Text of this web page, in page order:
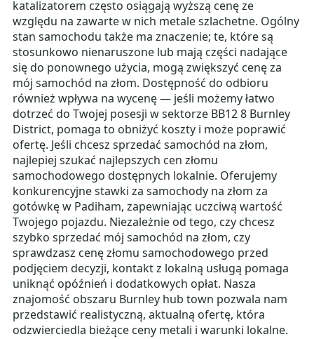
katalizatorem często osiągają wyższą cenę ze
względu na zawarte w nich metale szlachetne. Ogólny
stan samochodu także ma znaczenie; te, które są
stosunkowo nienaruszone lub mają części nadające
się do ponownego użycia, mogą zwiększyć cenę za
mój samochód na złom. Dostępność do odbioru
również wpływa na wycenę — jeśli możemy łatwo
dotrzeć do Twojej posesji w sektorze BB12 8 Burnley
District, pomaga to obniżyć koszty i może poprawić
ofertę. Jeśli chcesz sprzedać samochód na złom,
najlepiej szukać najlepszych cen złomu
samochodowego dostępnych lokalnie. Oferujemy
konkurencyjne stawki za samochody na złom za
gotówkę w Padiham, zapewniając uczciwą wartość
Twojego pojazdu. Niezależnie od tego, czy chcesz
szybko sprzedać mój samochód na złom, czy
sprawdzasz cenę złomu samochodowego przed
podjęciem decyzji, kontakt z lokalną usługą pomaga
uniknąć opóźnień i dodatkowych opłat. Nasza
znajomość obszaru Burnley hub town pozwala nam
przedstawić realistyczną, aktualną ofertę, która
odzwierciedla bieżące ceny metali i warunki lokalne.